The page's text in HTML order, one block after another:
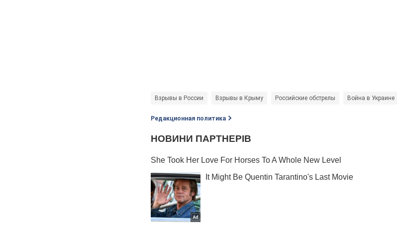
Взрывы в России Взрывы в Крыму Российские обстрелы Война в Украине
Редакционная политика